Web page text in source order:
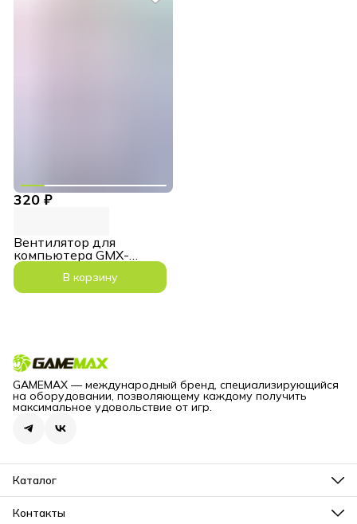
320 ₽
Вентилятор для
компьютера GMX-
WFWT 120мм
В корзину
GAMEMAX — международный бренд, специализирующийся
на оборудовании, позволяющему каждому получить
максимальное удовольствие от игр.
Каталог
Блоки питания для компьютеров
Корпуса для компьютеров
Контакты